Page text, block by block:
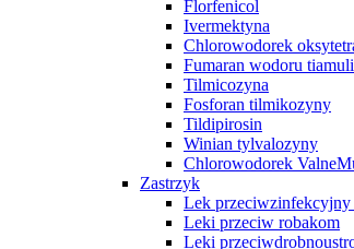
Florfenicol
Ivermektyna
Chlorowodorek
Fumaran wodoru
Tilmicozyna
Fosforan tilmikozyny
Tildipirosin
Winian tylvalozyny
Chlorowodorek
Zastrzyk
Lek przeciwzinfekcyjny
Leki przeciw robakom
Leki